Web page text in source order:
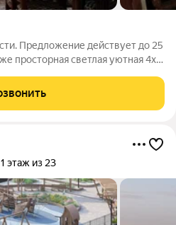
Предложение действует до 25
просторная светлая уютная 4х
магазины, аптеки, фитнес
этаж из 23